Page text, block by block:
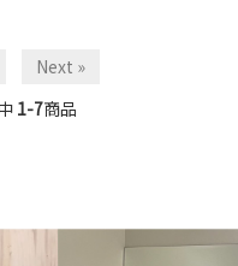
Next »
1-7商品